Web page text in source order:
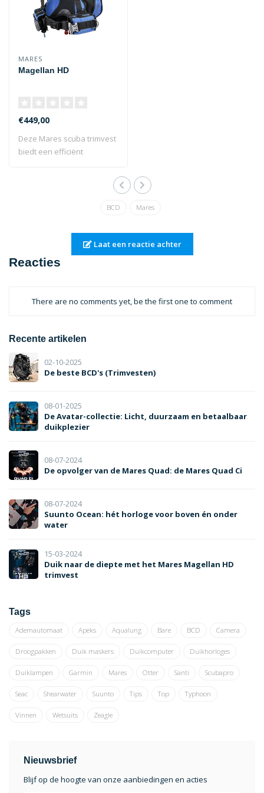
MARES
Magellan HD
€449,00
Deze Mares scuba trimvest
biedt een efficiënt
BCD Mares
Laat een reactie achter
Reacties
There are no comments yet, be the first one to comment
Recente artikelen
02-10-2025
De beste BCD's (Trimvesten)
08-01-2025
De Avatar-collectie: Licht, duurzaam en betaalbaar
duikplezier
08-07-2024
De opvolger van de Mares Quad: de Mares Quad Ci
08-07-2024
Suunto Ocean: hét horloge voor boven én onder
water
15-03-2024
Duik naar de diepte met het Mares Magellan HD
trimvest
Tags
Ademautomaat Apeks Aqualung Bare BCD Camera
Droogpakken Duik maskers Duikcomputer Duikhorloges
Duiklampen Garmin Mares Otter Santi Scubapro
Seac Shearwater Suunto Tips Top Typhoon
Vinnen Wetsuits Zeagle
Nieuwsbrief
Blijf op de hoogte van onze aanbiedingen en acties